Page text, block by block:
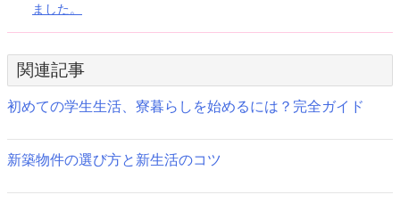
ゲ
ー
シ
ン
ました。
関連記事
初めての学生生活、寮暮らしを始めるには？完全ガイド
新築物件の選び方と新生活のコツ